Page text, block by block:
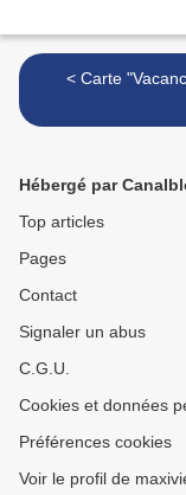
< Carte
Hébergé par
Top articles
Pages
Contact
Signaler un abus
C.G.U.
Cookies et données
Préférences cookies
Voir le profil de